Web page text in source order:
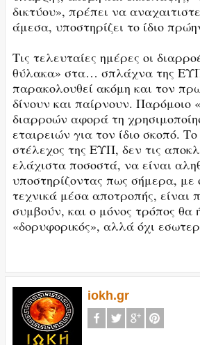
δικτύου», πρέπει να
άμεσα, υποστηρίζει το ίδιο
Τις τελευταίες ημέρες οι
θύλακα» στα… σπλάχνα της
παρακολουθεί ακόμη και τον
δίνουν και παίρνουν. Παρόμοιο
διαρροών αφορά τη
εταιρειών για τον ίδιο σκοπό.
στέλεχος της ΕΥΠ, δεν τις
ελάχιστα ποσοστά, να είναι
υποστηρίζοντας πως σήμερα,
τεχνικά μέσα αποτροπής, είναι
συμβούν, και ο μόνος τρόπος θα
«δορυφορικός», αλλά όχι
iokh.gr